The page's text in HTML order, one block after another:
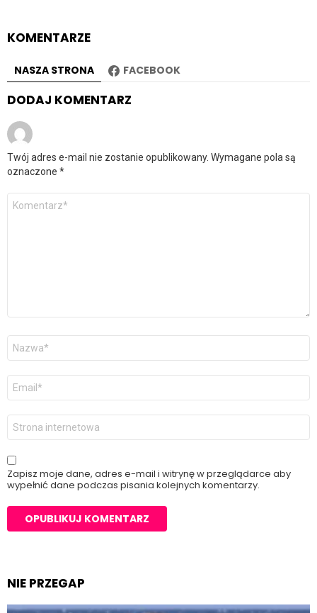
KOMENTARZE
NASZA STRONA FACEBOOK
DODAJ KOMENTARZ
Twój adres e-mail nie zostanie opublikowany. Wymagane pola są
oznaczone *
Komentarz
Nazwa
E-
mail
*
Witryna
internetowa
Zapisz moje dane, adres e-mail i witrynę w przeglądarce aby
wypełnić dane podczas pisania kolejnych komentarzy.
NIE PRZEGAP